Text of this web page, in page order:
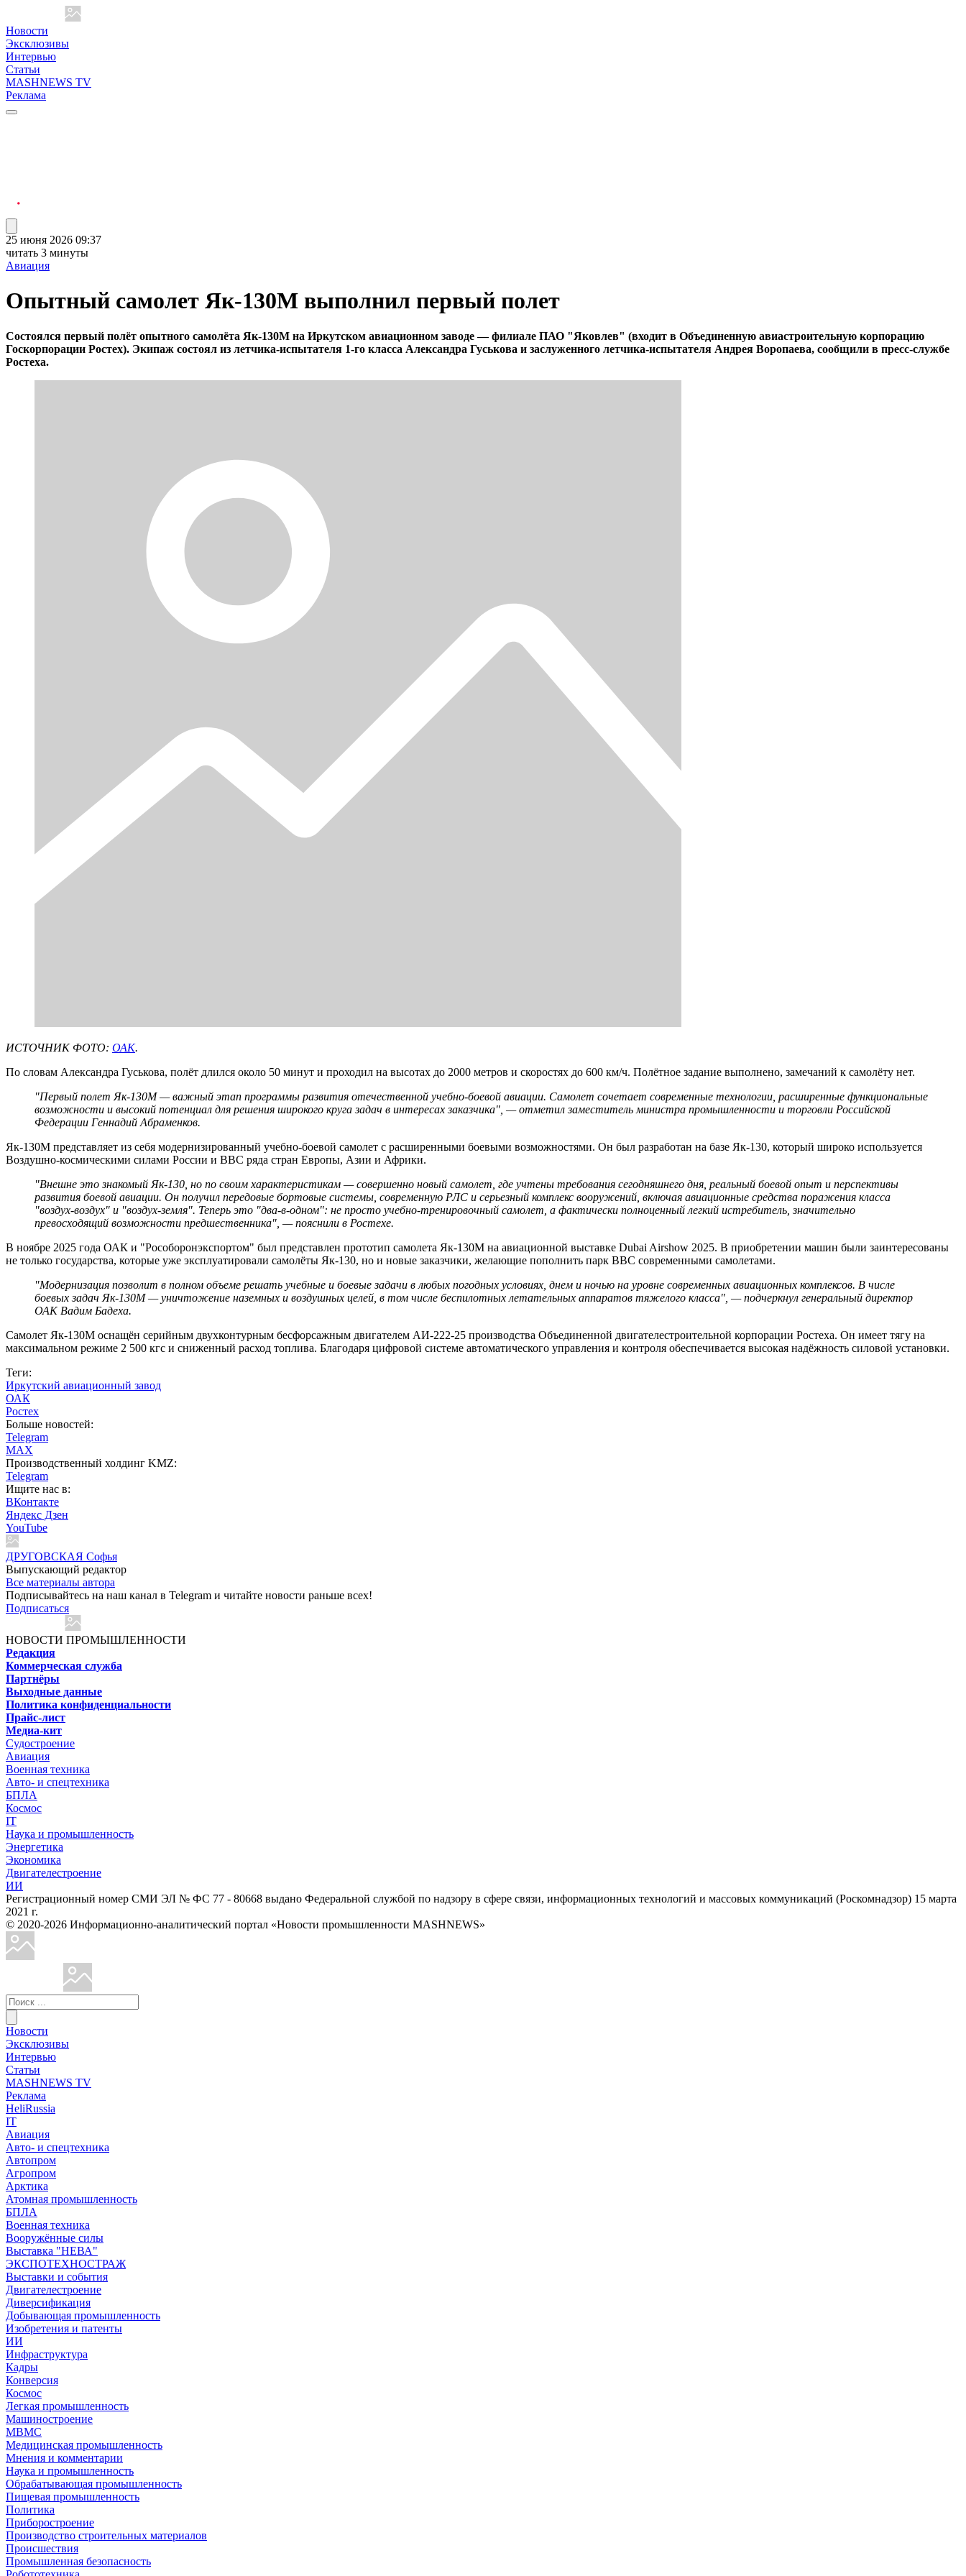
Новости
Эксклюзивы
Интервью
Статьи
MASHNEWS TV
Реклама
25 июня 2026 09:37
читать 3 минуты
Авиация
Опытный самолет Як-130М выполнил первый полет
Состоялся первый полёт опытного самолёта Як-130М на Иркутском авиационном заводе — филиале ПАО "Яковлев" (входит в Объединенную авиастроительную корпорацию
Госкорпорации Ростех). Экипаж состоял из летчика-испытателя 1-го класса Александра Гуськова и заслуженного летчика-испытателя Андрея Воропаева, сообщили в пресс-службе
Ростеха.
ИСТОЧНИК ФОТО: ОАК.
По словам Александра Гуськова, полёт длился около 50 минут и проходил на высотах до 2000 метров и скоростях до 600 км/ч. Полётное задание выполнено, замечаний к самолёту нет.
"Первый полет Як-130М — важный этап программы развития отечественной учебно-боевой авиации. Самолет сочетает современные технологии, расширенные функциональные
возможности и высокий потенциал для решения широкого круга задач в интересах заказчика", — отметил заместитель министра промышленности и торговли Российской
Федерации Геннадий Абраменков.
Як-130М представляет из себя модернизированный учебно-боевой самолет с расширенными боевыми возможностями. Он был разработан на базе Як-130, который широко используется
Воздушно-космическими силами России и ВВС ряда стран Европы, Азии и Африки.
"Внешне это знакомый Як-130, но по своим характеристикам — совершенно новый самолет, где учтены требования сегодняшнего дня, реальный боевой опыт и перспективы
развития боевой авиации. Он получил передовые бортовые системы, современную РЛС и серьезный комплекс вооружений, включая авиационные средства поражения класса
"воздух-воздух" и "воздух-земля". Теперь это "два-в-одном": не просто учебно-тренировочный самолет, а фактически полноценный легкий истребитель, значительно
превосходящий возможности предшественника", — пояснили в Ростехе.
В ноябре 2025 года ОАК и "Рособоронэкспортом" был представлен прототип самолета Як-130М на авиационной выставке Dubai Airshow 2025. В приобретении машин были заинтересованы
не только государства, которые уже эксплуатировали самолёты Як-130, но и новые заказчики, желающие пополнить парк ВВС современными самолетами.
"Модернизация позволит в полном объеме решать учебные и боевые задачи в любых погодных условиях, днем и ночью на уровне современных авиационных комплексов. В числе
боевых задач Як-130М — уничтожение наземных и воздушных целей, в том числе беспилотных летательных аппаратов тяжелого класса", — подчеркнул генеральный директор
ОАК Вадим Бадеха.
Самолет Як-130М оснащён серийным двухконтурным бесфорсажным двигателем АИ-222-25 производства Объединенной двигателестроительной корпорации Ростеха. Он имеет тягу на
максимальном режиме 2 500 кгс и сниженный расход топлива. Благодаря цифровой системе автоматического управления и контроля обеспечивается высокая надёжность силовой установки.
Теги:
Иркутский авиационный завод
ОАК
Ростех
Больше новостей:
Telegram
MAX
Производственный холдинг KMZ:
Telegram
Ищите нас в:
ВКонтакте
Яндекс Дзен
YouTube
ДРУГОВСКАЯ Софья
Выпускающий редактор
Все материалы автора
Подписывайтесь на наш канал в Telegram и читайте новости раньше всех!
Подписаться
НОВОСТИ ПРОМЫШЛЕННОСТИ
Редакция
Коммерческая служба
Партнёры
Выходные данные
Политика конфиденциальности
Прайс-лист
Медиа-кит
Судостроение
Авиация
Военная техника
Авто- и спецтехника
БПЛА
Космос
IT
Наука и промышленность
Энергетика
Экономика
Двигателестроение
ИИ
Регистрационный номер СМИ ЭЛ № ФС 77 - 80668 выдано Федеральной службой по надзору в сфере связи, информационных технологий и массовых коммуникаций (Роскомнадзор) 15 марта
2021 г.
© 2020-2026 Информационно-аналитический портал «Новости промышленности MASHNEWS»
Новости
Эксклюзивы
Интервью
Статьи
MASHNEWS TV
Реклама
HeliRussia
IT
Авиация
Авто- и спецтехника
Автопром
Агропром
Арктика
Атомная промышленность
БПЛА
Военная техника
Вооружённые силы
Выставка "НЕВА"
ЭКСПОТЕХНОСТРАЖ
Выставки и события
Двигателестроение
Диверсификация
Добывающая промышленность
Изобретения и патенты
ИИ
Инфраструктура
Кадры
Конверсия
Космос
Легкая промышленность
Машиностроение
МВМС
Медицинская промышленность
Мнения и комментарии
Наука и промышленность
Обрабатывающая промышленность
Пищевая промышленность
Политика
Приборостроение
Производство строительных материалов
Происшествия
Промышленная безопасность